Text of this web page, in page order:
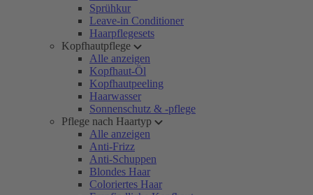
Sprühkur
Leave-in Conditioner
Haarpflegesets
Kopfhautpflege
Alle anzeigen
Kopfhaut-Öl
Kopfhautpeeling
Haarwasser
Sonnenschutz & -pflege
Pflege nach Haartyp
Alle anzeigen
Anti-Frizz
Anti-Schuppen
Blondes Haar
Coloriertes Haar